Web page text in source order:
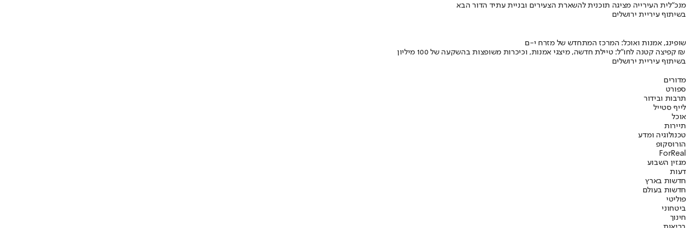
מנכ"לית העירייה מציגה תוכנית להשארת הצעירים ובניית עתיד הדור הבא
בשיתוף עיריית ירושלים
שופינג, אמנות ואוכל: המרכז המתחדש של מזרח י-ם
קפיצה קטנה לחו"ל: טיילת חדשה, מיצגי אמנות, וכיכרות משופצות בהשקעה של 100 מיליון ₪
בשיתוף עיריית ירושלים
מדורים
ספורט
תרבות ובידור
לייף סטייל
אוכל
תיירות
טכנולוגיה ומדע
הורוסקופ
ForReal
מגזין השבוע
דעות
חדשות בארץ
חדשות בעולם
פוליטי
ביטחוני
חינוך